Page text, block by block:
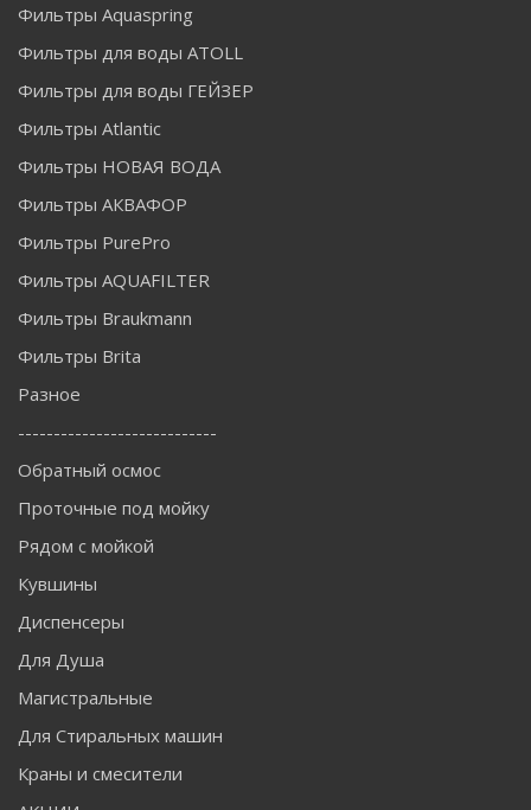
Фильтры Aquaspring
Фильтры для воды ATOLL
Фильтры для воды ГЕЙЗЕР
Фильтры Atlantic
Фильтры НОВАЯ ВОДА
Фильтры АКВАФОР
Фильтры PurePro
Фильтры AQUAFILTER
Фильтры Braukmann
Фильтры Brita
Разное
----------------------------
Обратный осмос
Проточные под мойку
Рядом с мойкой
Кувшины
Диспенсеры
Для Душа
Магистральные
Для Стиральных машин
Краны и смесители